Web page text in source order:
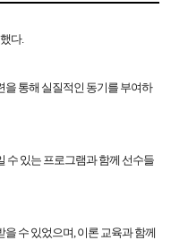
다.
을 통해 실질적인 동기를 부여하
수 있는 프로그램과 함께 선수들
을 수 있었으며,이론 교육과 함께